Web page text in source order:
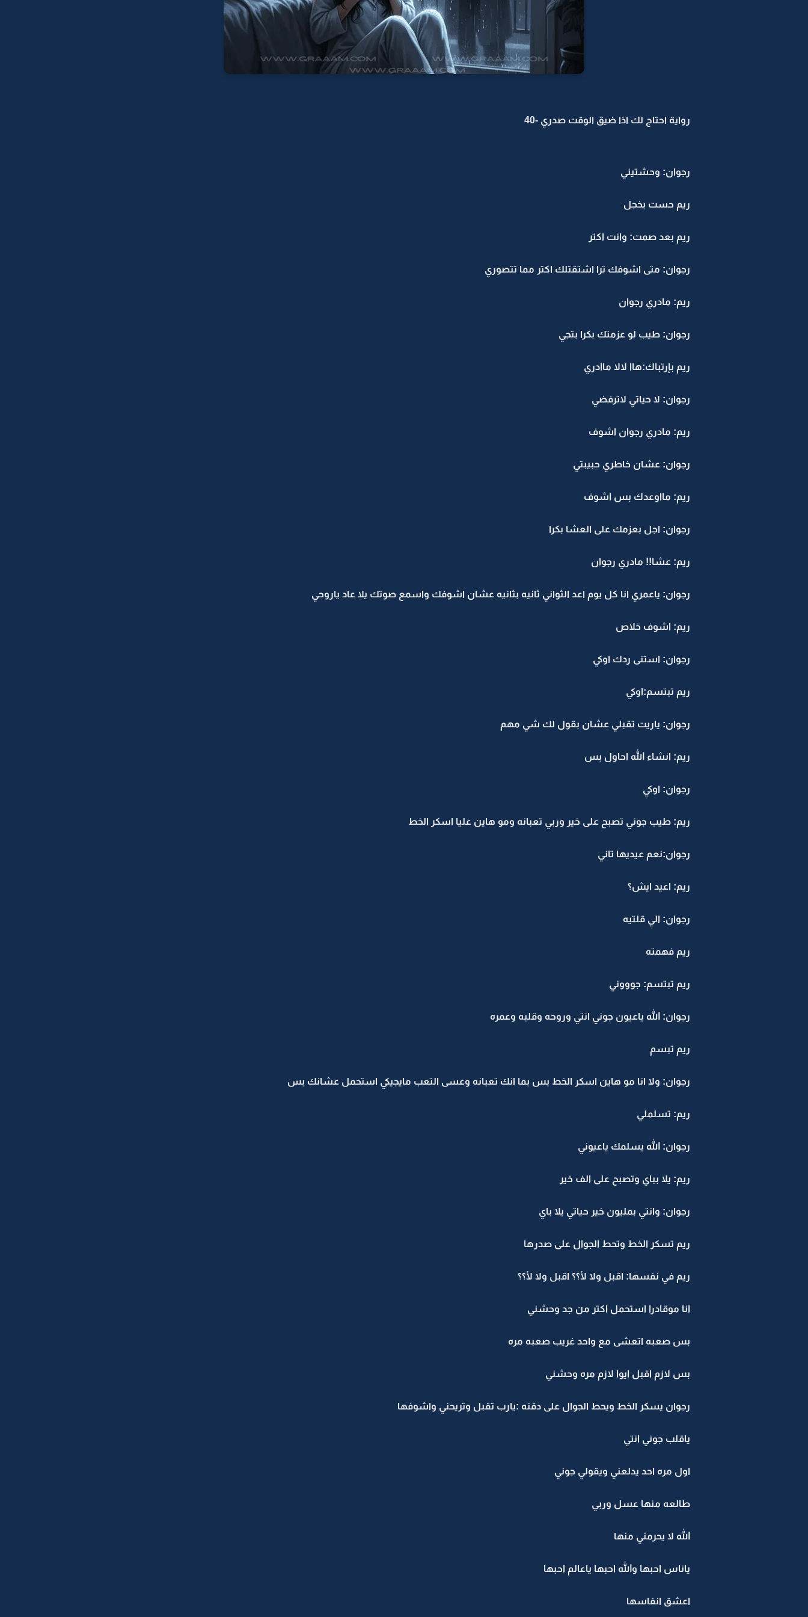
رواية احتاج لك اذا ضيق الوقت صدري -40
رجوان: وحشتيني
ريم حست بخجل
ريم بعد صمت: وانت اكتر
رجوان: متى اشوفك ترا اشتقتلك اكتر مما تتصوري
ريم: مادري رجوان
رجوان: طيب لو عزمتك بكرا بتجي
ريم بإرتباك:هاا لالا ماادري
رجوان: لا حياتي لاترفضي
ريم: مادري رجوان اشوف
رجوان: عشان خاطري حبيبتي
ريم: مااوعدك بس اشوف
رجوان: اجل بعزمك على العشا بكرا
ريم: عشا!! مادري رجوان
رجوان: ياعمري انا كل يوم اعد الثواني ثانيه بثانيه عشان اشوفك واسمع صوتك يلا عاد ياروحي
ريم: اشوف خلاص
رجوان: استنى ردك اوكي
ريم تبتسم:اوكي
رجوان: ياريت تقبلي عشان بقول لك شي مهم
ريم: انشاء الله احاول بس
رجوان: اوكي
ريم: طيب جوني تصبح على خير وربي تعبانه ومو هاين عليا اسكر الخط
رجوان:نعم عيديها تاني
ريم: اعيد ايش؟
رجوان: الي قلتيه
ريم فهمته
ريم تبتسم: جوووني
رجوان: الله ياعيون جوني انتي وروحه وقلبه وعمره
ريم تبسم
رجوان: ولا انا مو هاين اسكر الخط بس بما انك تعبانه وعسى التعب مايجيكي استحمل عشانك بس
ريم: تسلملي
رجوان: الله يسلمك ياعيوني
ريم: يلا بباي وتصبح على الف خير
رجوان: وانتي بمليون خير حياتي يلا باي
ريم تسكر الخط وتحط الجوال على صدرها
ريم في نفسها: اقبل ولا لأ؟؟ اقبل ولا لأ؟؟
انا موقادرا استحمل اكتر من جد وحشني
بس صعبه اتعشى مع واحد غريب صعبه مره
بس لازم اقبل ايوا لازم مره وحشني
رجوان يسكر الخط ويحط الجوال على دقنه :يارب تقبل وتريحني واشوفها
ياقلب جوني انتي
اول مره احد يدلعني ويقولي جوني
طالعه منها عسل وربي
الله لا يحرمني منها
ياناس احبها والله احبها ياعالم احبها
اعشق انفاسها